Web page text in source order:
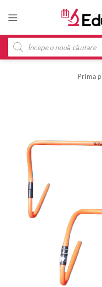
Products
search
Prima